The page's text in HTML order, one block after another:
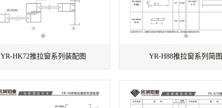
YR-HK72推拉窗系列装配图 YR-H88推拉窗系列简图